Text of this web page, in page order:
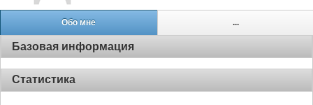
Обо мне ...
Базовая информация
Статистика